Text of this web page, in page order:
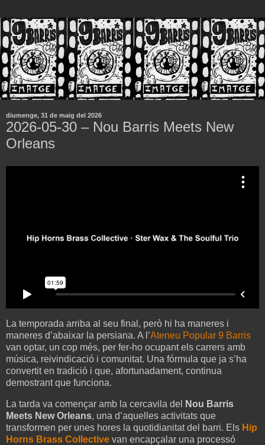
diumenge, 31 de maig del 2026
2026-05-30 – Nou Barris Meets New
Orleans
La temporada arriba al seu final, però hi ha maneres i
maneres d’abaixar la persiana. A l’Ateneu Popular 9 Barris
van optar, un cop més, per fer-ho ocupant els carrers amb
música, reivindicació i comunitat. Una fórmula que ja s’ha
convertit en tradició i que, afortunadament, continua
demostrant que funciona.
La tarda va començar amb la cercavila del
Nou Barris
Meets New Orleans, una d’aquelles activitats que
transformen per unes hores la quotidianitat del barri. Els Hip
Horns Brass Collective van encapçalar una processó